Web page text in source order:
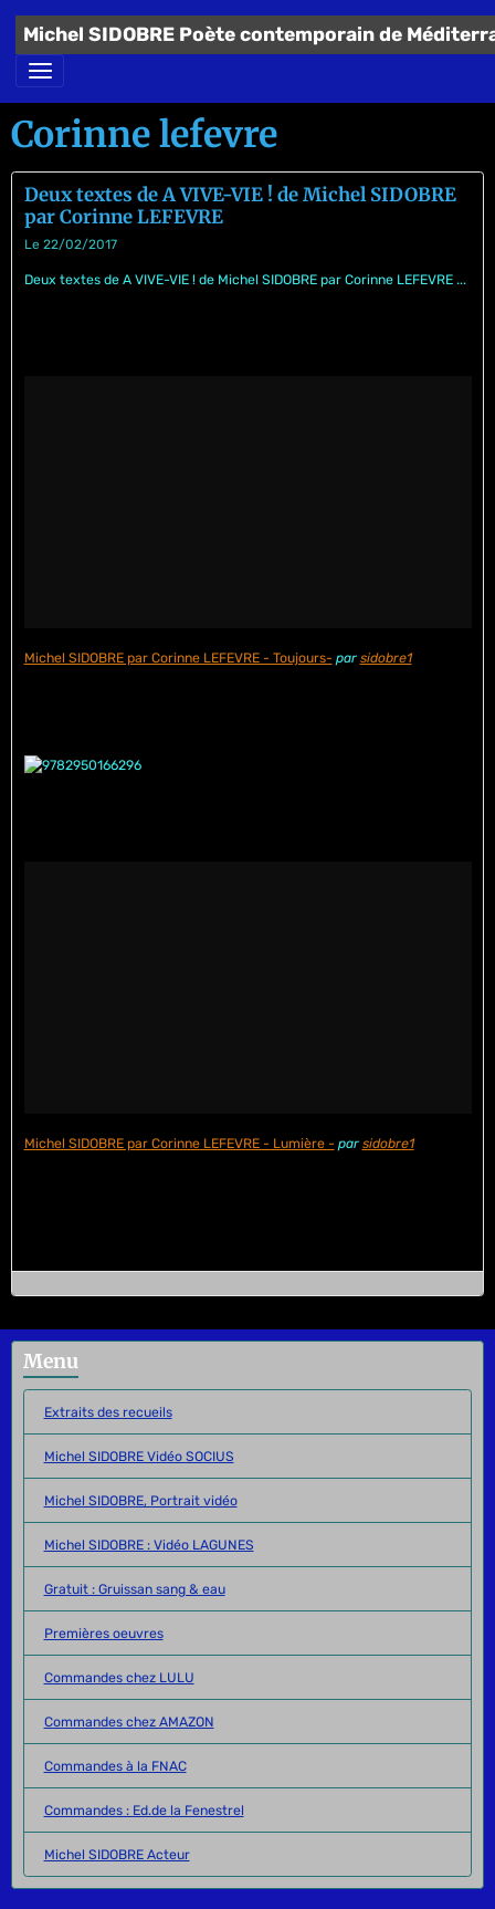
Michel SIDOBRE Poète contemporain de
Corinne lefevre
Deux textes de A VIVE-VIE ! de Michel SIDOBRE
par Corinne LEFEVRE
Le 22/02/2017
Deux textes de A VIVE-VIE ! de Michel SIDOBRE par Corinne LEFEVRE ...
Michel SIDOBRE par Corinne LEFEVRE - Toujours- par sidobre1
Michel SIDOBRE par Corinne LEFEVRE - Lumière - par sidobre1
Menu
Extraits des recueils
Michel SIDOBRE Vidéo SOCIUS
Michel SIDOBRE, Portrait vidéo
Michel SIDOBRE : Vidéo LAGUNES
Gratuit : Gruissan sang & eau
Premières oeuvres
Commandes chez LULU
Commandes chez AMAZON
Commandes à la FNAC
Commandes : Ed.de la Fenestrel
Michel SIDOBRE Acteur